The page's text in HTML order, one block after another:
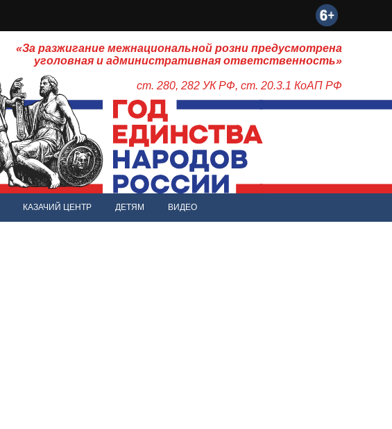
«За разжигание межнациональной розни предусмотрена
уголовная и административная ответственность»
ст. 280, 282 УК РФ, ст. 20.3.1 КоАП РФ
КАЗАЧИЙ ЦЕНТР ДЕТЯМ ВИДЕО